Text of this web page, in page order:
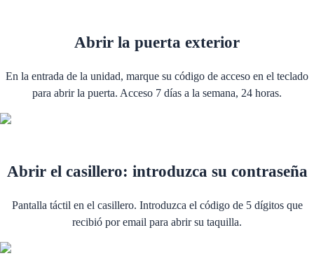
Abrir la puerta exterior
En la entrada de la unidad, marque su código de acceso en el teclado
para abrir la puerta. Acceso 7 días a la semana, 24 horas.
Abrir el casillero: introduzca su contraseña
Pantalla táctil en el casillero. Introduzca el código de 5 dígitos que
recibió por email para abrir su taquilla.